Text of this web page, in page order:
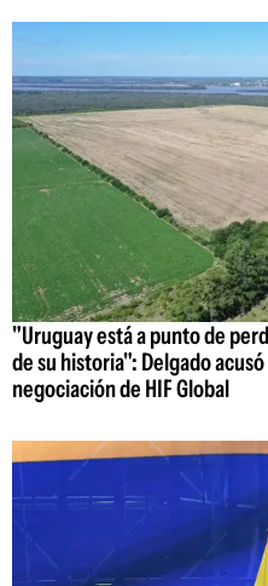
"Uruguay está a punto de
de su historia": Delgado
negociación de HIF Global